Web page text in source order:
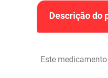
Descrição do
Este